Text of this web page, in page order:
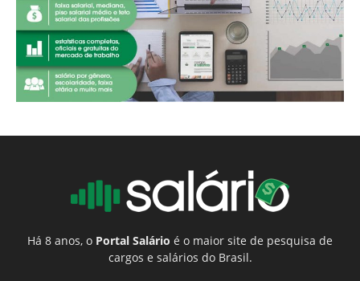
Há 8 anos, o Portal Salário é o maior site de pesquisa de
cargos e salários do Brasil.